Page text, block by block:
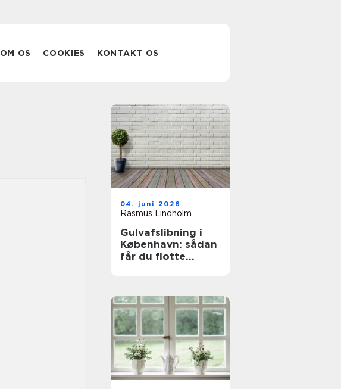
OM OS COOKIES KONTAKT OS
04. juni 2026
Rasmus Lindholm
Gulvafslibning i
København: sådan
får du flotte